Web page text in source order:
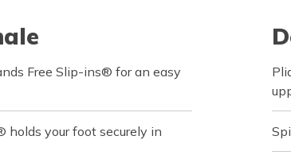
Free Slip-ins® for an easy
holds your foot securely in